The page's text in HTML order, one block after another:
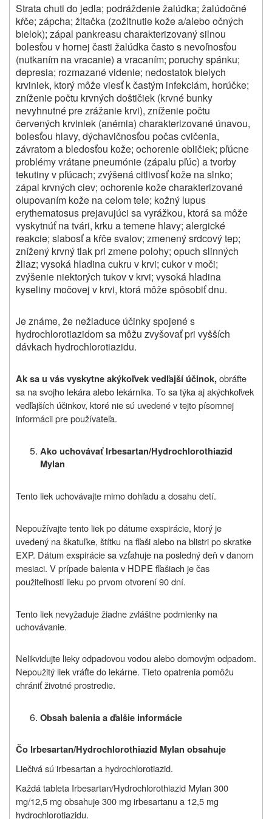
Strata chuti do jedla; podráždenie žalúdka; žalúdočné
kŕče; zápcha; žltačka (zožltnutie kože a/alebo očných
bielok); zápal pankreasu charakterizovaný silnou
bolesťou v hornej časti žalúdka často s nevoľnosťou
(nutkaním na vracanie) a vracaním; poruchy spánku;
depresia; rozmazané videnie; nedostatok bielych
krviniek, ktorý môže viesť k častým infekciám, horúčke;
zníženie počtu krvných doštičiek (krvné bunky
nevyhnutné pre zrážanie krvi), zníženie počtu
červených krviniek (anémia) charakterizované únavou,
bolesťou hlavy, dýchavičnosťou počas cvičenia,
závratom a bledosťou kože; ochorenie obličiek; pľúcne
problémy vrátane pneumónie (zápalu pľúc) a tvorby
tekutiny v pľúcach; zvýšená citlivosť kože na slnko;
zápal krvných ciev; ochorenie kože charakterizované
olupovaním kože na celom tele; kožný lupus
erythematosus prejavujúci sa vyrážkou, ktorá sa môže
vyskytnúť na tvári, krku a temene hlavy; alergické
reakcie; slabosť a kŕče svalov; zmenený srdcový tep;
znížený krvný tlak pri zmene polohy; opuch slinných
žliaz; vysoká hladina cukru v krvi; cukor v moči;
zvýšenie niektorých tukov v krvi; vysoká hladina
kyseliny močovej v krvi, ktorá môže spôsobiť dnu.
Je známe, že nežiaduce účinky spojené s
hydrochlorotiazidom sa môžu zvyšovať pri vyšších
dávkach hydrochlorotiazidu.
Ak sa u vás vyskytne akýkoľvek vedľajší účinok,obráťte
sa na svojho lekára alebo lekárnika. To sa týka aj akýchkoľvek
vedľajších účinkov, ktoré nie sú uvedené v tejto písomnej
informácii pre používateľa.
Ako uchovávať Irbesartan/Hydrochlorothiazid
Mylan
Tento liek uchovávajte mimo dohľadu a dosahu detí.
Nepoužívajte tento liek po dátume exspirácie, ktorý je
uvedený na škatuľke, štítku na fľaši alebo na blistri po skratke
EXP. Dátum exspirácie sa vzťahuje na posledný deň v danom
mesiaci. V prípade balenia v HDPE fľašiach je čas
použiteľnosti lieku po prvom otvorení 90 dní.
Tento liek nevyžaduje žiadne zvláštne podmienky na
uchovávanie.
Nelikvidujte lieky odpadovou vodou alebo domovým odpadom.
Nepoužitý liek vráťte do lekárne. Tieto opatrenia pomôžu
chrániť životné prostredie.
Obsah balenia a ďalšie informácie
Čo Irbesartan/Hydrochlorothiazid Mylan obsahuje
Liečivá sú irbesartan a hydrochlorotiazid.
Každá tableta Irbesartan/Hydrochlorothiazid Mylan 300
mg/12,5 mg obsahuje 300 mg irbesartanu a 12,5 mg
hydrochlorotiazidu.